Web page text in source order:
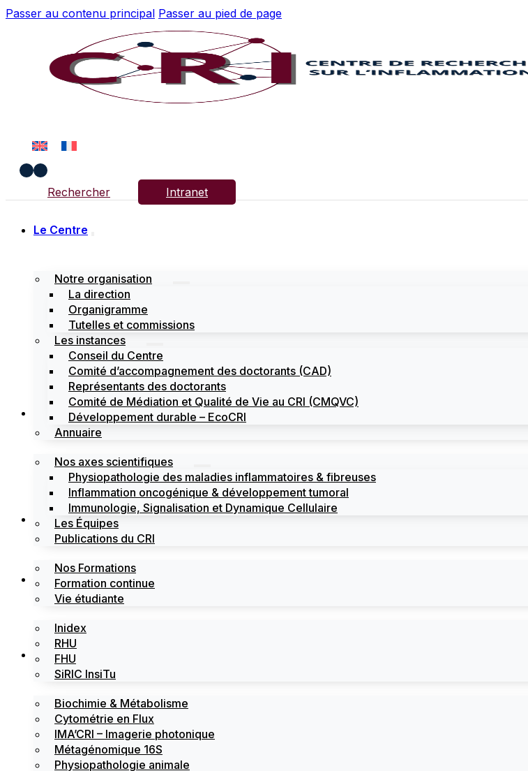
Passer au contenu principal Passer au pied de page
Rechercher Intranet
Le Centre
Notre organisation
La direction
Organigramme
Tutelles et commissions
Les instances
Conseil du Centre
Comité d’accompagnement des doctorants (CAD)
Représentants des doctorants
Comité de Médiation et Qualité de Vie au CRI (CMQVC)
Développement durable – EcoCRI
Annuaire
Recherche
Nos axes scientifiques
Physiopathologie des maladies inflammatoires & fibreuses
Inflammation oncogénique & développement tumoral
Immunologie, Signalisation et Dynamique Cellulaire
Les Équipes
Publications du CRI
Formations
Nos Formations
Formation continue
Vie étudiante
Labels
Inidex
RHU
FHU
SiRIC InsiTu
Les plateformes
Biochimie & Métabolisme
Cytométrie en Flux
IMA’CRI – Imagerie photonique
Métagénomique 16S
Physiopathologie animale